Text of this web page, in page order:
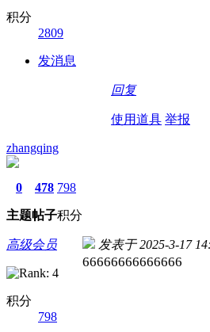
积分
2809
发消息
回复
使用道具 举报
zhangqing
0
主题
478
帖子
798
积分
高级会员
积分
798
发表于 2025-3-17
66666666666666